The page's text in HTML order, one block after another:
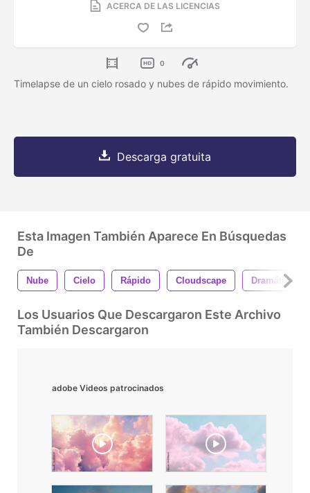
ACERCA DE LAS LICENCIAS
0
Timelapse de un cielo rosado y nubes de rápido movimiento.
Descarga gratuita
Esta Imagen También Aparece En Búsquedas
De
Nube Cielo Rápido Cloudscape Dramático
Los Usuarios Que Descargaron Este Archivo
También Descargaron
adobe Videos patrocinados